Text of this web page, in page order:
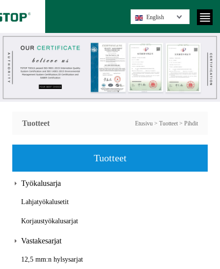
English
Tuotteet Etusivu > Tuotteet > Pihdit
Tuotteet
Työkalusarja
Lahjatyökalusetit
Korjaustyökalusarjat
Vastakesarjat
12,5 mm:n hylsysarjat